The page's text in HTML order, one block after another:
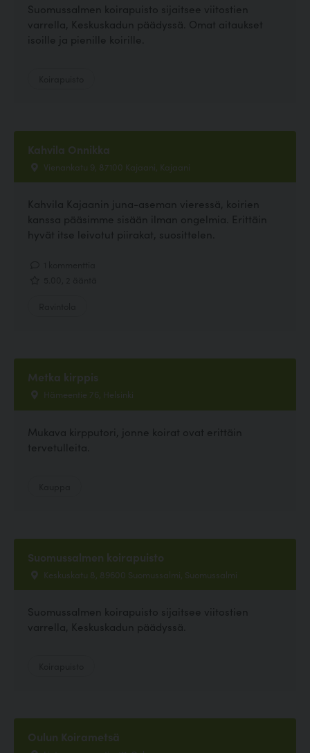
Suomussalmen koirapuisto sijaitsee viitostien
varrella, Keskuskadun päädyssä. Omat aitaukset
isoille ja pienille koirille.
Kahvila Onnikka
Vienankatu 9, 87100 Kajaani, Kajaani
Kahvila Kajaanin juna-aseman vieressä, koirien
kanssa pääsimme sisään ilman ongelmia. Erittäin
hyvät itse leivotut piirakat, suosittelen.
Metka kirppis
Hämeentie 76, Helsinki
Mukava kirpputori, jonne koirat ovat erittäin
tervetulleita.
Suomussalmen koirapuisto
Keskuskatu 8, 89600 Suomussalmi, Suomussalmi
Suomussalmen koirapuisto sijaitsee viitostien
varrella, Keskuskadun päädyssä.
Oulun Koirametsä